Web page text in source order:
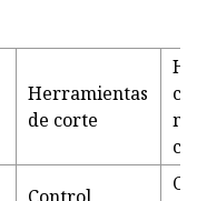
Herramientas
de corte